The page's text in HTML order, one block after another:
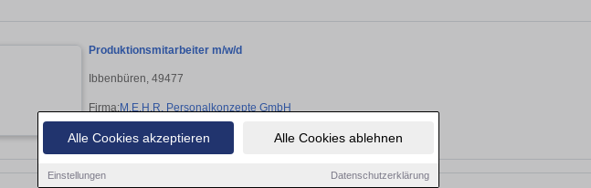
Alle Cookies akzeptieren Alle Cookies ablehnen
Einstellungen Datenschutzerklärung
Produktionsmitarbeiter m/w/d
Ibbenbüren, 49477
Firma:M.E.H.R. Personalkonzepte GmbH